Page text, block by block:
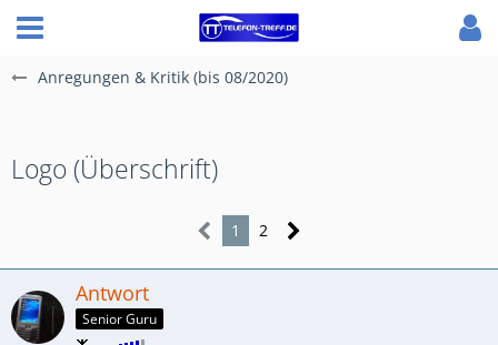
Anregungen & Kritik (bis 08/2020)
Logo (Überschrift)
1 2
Antwort
Senior Guru